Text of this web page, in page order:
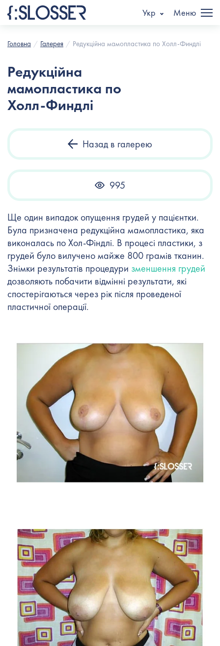
Укр Меню
Головна Галерея Редукційна мамопластика по Холл-Финдлі
Редукційна
мамопластика по
Холл-Финдлі
Назад в галерею
995
Ще один випадок опущення грудей у пацієнтки.
Була призначена редукційна мамопластика, яка
виконалась по Хол-Фіндлі. В процесі пластики, з
грудей було вилучено майже 800 грамів тканин.
Знімки результатів процедури зменшення грудей
дозволяють побачити відмінні результати, які
спостерігаються через рік після проведеної
пластичної операції.